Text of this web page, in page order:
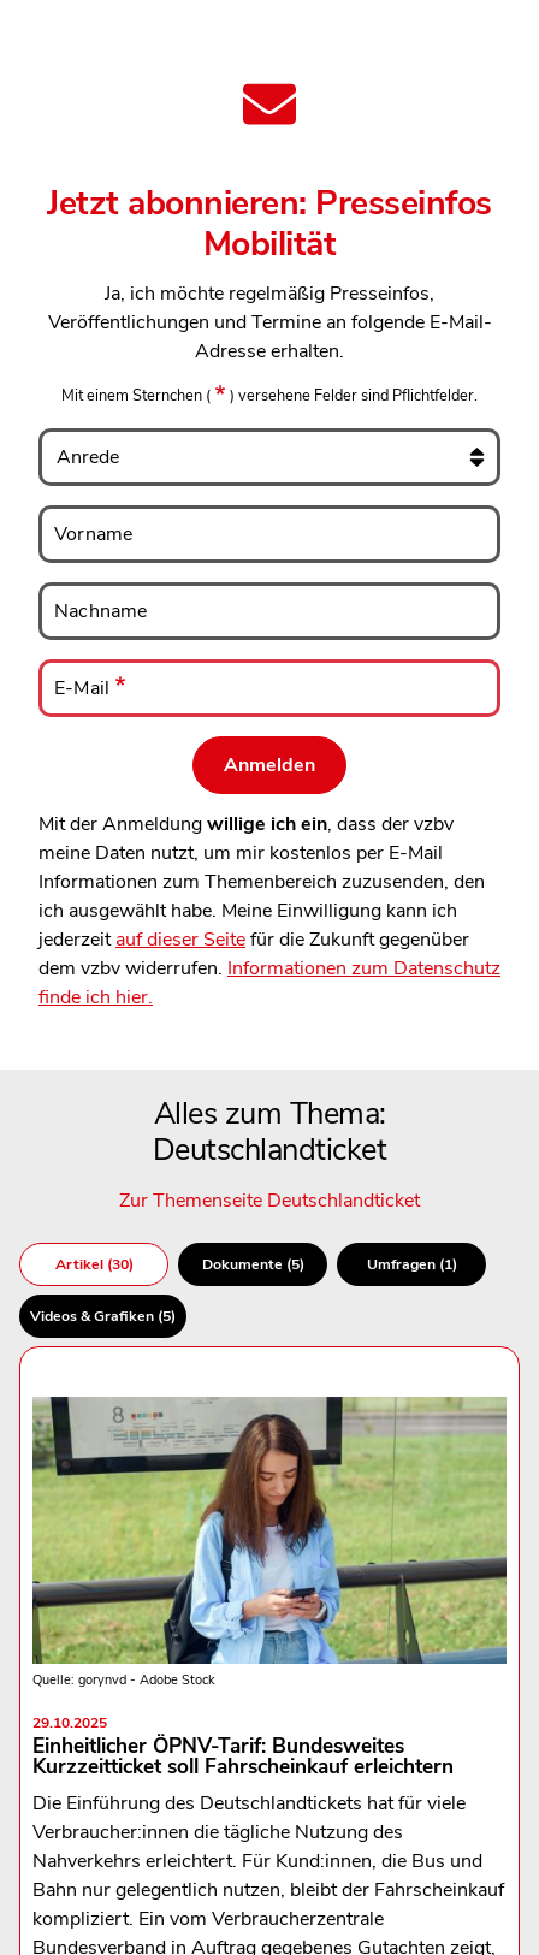
Jetzt abonnieren: Presseinfos
Mobilität
Ja, ich möchte regelmäßig Presseinfos,
Veröffentlichungen und Termine an folgende E-Mail-
Adresse erhalten.
Mit einem Sternchen ( ) versehene Felder sind Pflichtfelder.
Anrede
Vorname
Vorname
Nachname
Nachname
E-
Mail
E-Mail
Mit der Anmeldungwillige ich ein, dass der vzbv
meine Daten nutzt, um mir kostenlos per E-Mail
Informationen zum Themenbereich zuzusenden, den
ich ausgewählt habe. Meine Einwilligung kann ich
jederzeitauf dieser Seitefür die Zukunft gegenüber
dem vzbv widerrufen. Informationen zum Datenschutz
finde ich hier.
Alles zum Thema:
Deutschlandticket
Zur Themenseite Deutschlandticket
Artikel (30) Dokumente (5) Umfragen (1)
Videos & Grafiken (5)
Quelle: gorynvd - Adobe Stock
29.10.2025
Einheitlicher ÖPNV-Tarif: Bundesweites
Kurzzeitticket soll Fahrscheinkauf erleichtern
Die Einführung des Deutschlandtickets hat für viele
Verbraucher:innen die tägliche Nutzung des
Nahverkehrs erleichtert. Für Kund:innen, die Bus und
Bahn nur gelegentlich nutzen, bleibt der Fahrscheinkauf
kompliziert. Ein vom Verbraucherzentrale
Bundesverband in Auftrag gegebenes Gutachten zeigt,